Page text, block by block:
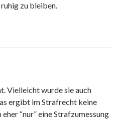
zu bleiben.
Vielleicht wurde sie auch
ergibt im Strafrecht keine
“nur” eine Strafzumessung